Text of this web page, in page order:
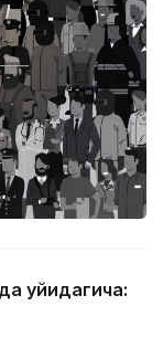
қуйидагича: